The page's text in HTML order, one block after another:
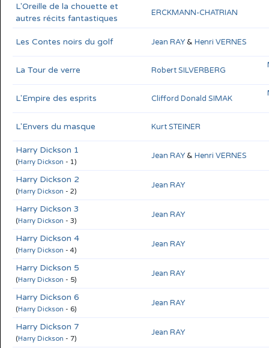
L'Oreille de la chouette et
autres récits fantastiques
ERCKMANN-CHATRIAN
Les Contes noirs du golf Jean RAY&Henri VERNES
La Tour de verre Robert SILVERBERG
L'Empire des esprits Clifford Donald SIMAK
L'Envers du masque Kurt STEINER
Harry Dickson 1
(Harry Dickson - 1)
Jean RAY&Henri VERNES
Harry Dickson 2
(Harry Dickson - 2)
Jean RAY
Harry Dickson 3
(Harry Dickson - 3)
Jean RAY
Harry Dickson 4
(Harry Dickson - 4)
Jean RAY
Harry Dickson 5
(Harry Dickson - 5)
Jean RAY
Harry Dickson 6
(Harry Dickson - 6)
Jean RAY
Harry Dickson 7
(Harry Dickson - 7)
Jean RAY